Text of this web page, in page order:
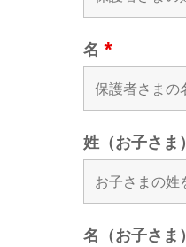
名 *
姓（お子さま）
名（お子さま）